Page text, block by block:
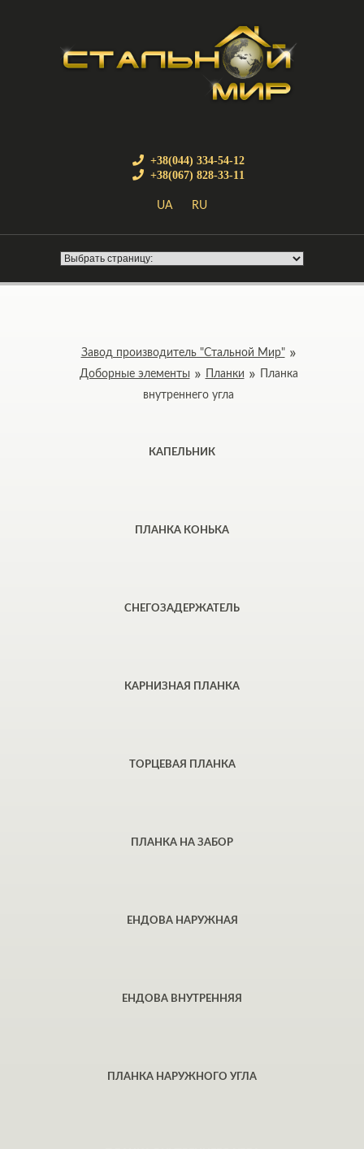
+38(044) 334-54-12
+38(067) 828-33-11
UA RU
Завод производитель "Стальной Мир"
Доборные элементы
Планки
Планка
внутреннего угла
КАПЕЛЬНИК
ПЛАНКА КОНЬКА
СНЕГОЗАДЕРЖАТЕЛЬ
КАРНИЗНАЯ ПЛАНКА
ТОРЦЕВАЯ ПЛАНКА
ПЛАНКА НА ЗАБОР
ЕНДОВА НАРУЖНАЯ
ЕНДОВА ВНУТРЕННЯЯ
ПЛАНКА НАРУЖНОГО УГЛА